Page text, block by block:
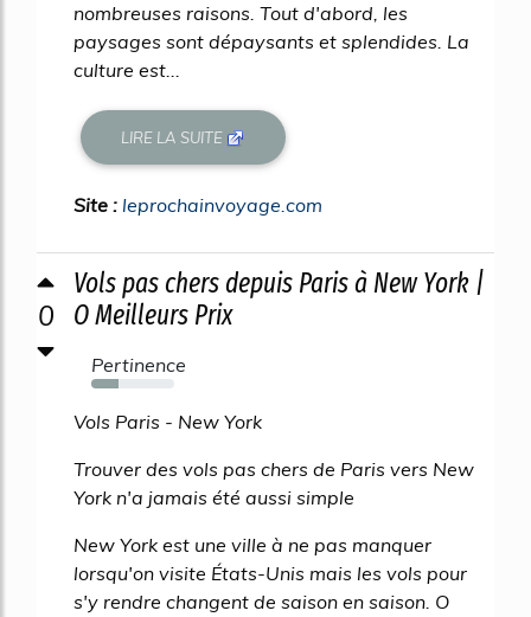
nombreuses raisons. Tout d'abord, les
paysages sont dépaysants et splendides. La
culture est...
LIRE LA SUITE
Site : leprochainvoyage.com
0
Vols pas chers depuis Paris à New York |
O Meilleurs Prix
Pertinence
33%
Vols Paris - New York
Trouver des vols pas chers de Paris vers New
York n'a jamais été aussi simple
New York est une ville à ne pas manquer
lorsqu'on visite États-Unis mais les vols pour
s'y rendre changent de saison en saison. O